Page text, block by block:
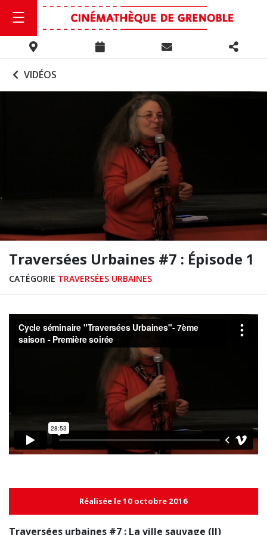
VIDÉOS
Traversées Urbaines #7 : Épisode 1
CATÉGORIE TRAVERSÉES URBAINES
Réalisée le 10 octobre 2016
Traversées urbaines #7 : La ville sauvage (II)